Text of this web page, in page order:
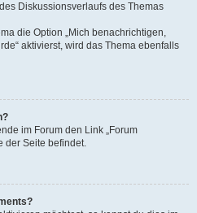
Diskussionsverlaufs des Themas
die Option „Mich benachrichtigen,
aktivierst, wird das Thema ebenfalls
im Forum den Link „Forum
der Seite befindet.